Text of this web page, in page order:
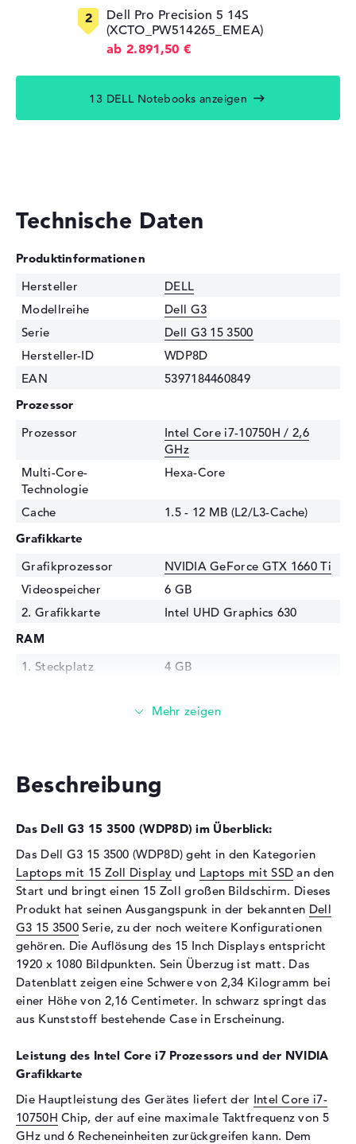
Dell Pro Precision 5 14S
(XCTO_PW514265_EMEA)
ab 2.891,50 €
13 DELL Notebooks anzeigen
Technische Daten
Produktinformationen
Hersteller
DELL
Modellreihe
Dell G3
Serie
Dell G3 15 3500
Hersteller-ID
WDP8D
EAN
5397184460849
Prozessor
Prozessor
Intel Core i7-10750H / 2,6
GHz
Multi-Core-
Technologie
Hexa-Core
Cache
1.5 - 12 MB (L2/L3-Cache)
Grafikkarte
Grafikprozessor
NVIDIA GeForce GTX 1660 Ti
Videospeicher
6 GB
2. Grafikkarte
Intel UHD Graphics 630
RAM
1. Steckplatz
4 GB
8 GB
Festplatte
Schnittstelle
PCIe
Optische Speicher
Laufwerks-Typ
ohne Laufwerk
Display
Display-Typ
15,6" TFT
Max. Auflösung
1920 x 1080
Auflösungstyp
Full-HD
Besonderheiten
Display, matt, LED-
Hintergrundbeleuchtung,
Kartenleser
Unterstützte Flash-
Speicherkarten
SD Memory Card, SDHC,
SDXC
Audio
Beschreibung
Das Dell G3 15 3500 (WDP8D) im Überblick:
Das Dell G3 15 3500 (WDP8D) geht in den Kategorien
Laptops mit 15 Zoll Display und Laptops mit SSD an den
Start und bringt einen 15 Zoll großen Bildschirm. Dieses
Produkt hat seinen Ausgangspunk in der bekannten Dell
G3 15 3500 Serie, zu der noch weitere Konfigurationen
gehören. Die Auflösung des 15 Inch Displays entspricht
1920 x 1080 Bildpunkten. Sein Überzug ist matt. Das
Datenblatt zeigen eine Schwere von 2,34 Kilogramm bei
einer Höhe von 2,16 Centimeter. In schwarz springt das
aus Kunststoff bestehende Case in Erscheinung.
Leistung des Intel Core i7 Prozessors und der NVIDIA
Grafikkarte
Die Hauptleistung des Gerätes liefert der Intel Core i7-
10750H Chip, der auf eine maximale Taktfrequenz von 5
GHz und 6 Recheneinheiten zurückgreifen kann. Dem